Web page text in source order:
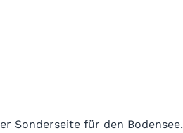
Sonderseite für den Bodensee.